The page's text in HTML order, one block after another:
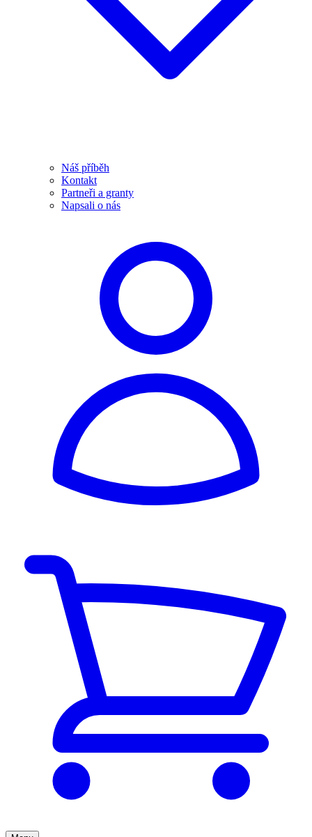
Náš příběh
Kontakt
Partneři a granty
Napsali o nás